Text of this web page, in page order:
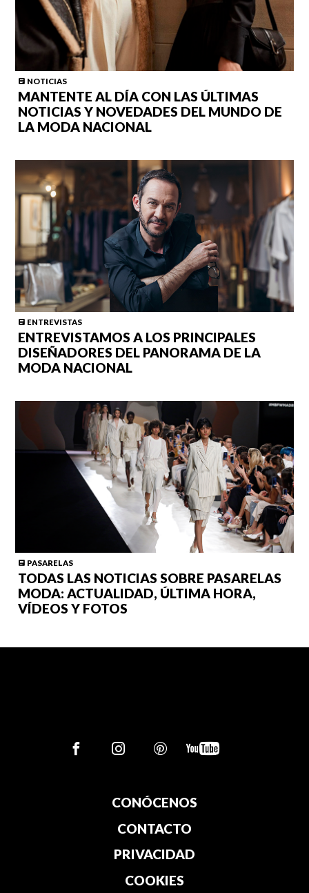
NOTICIAS
MANTENTE AL DÍA CON LAS ÚLTIMAS
NOTICIAS Y NOVEDADES DEL MUNDO DE
LA MODA NACIONAL
ENTREVISTAS
ENTREVISTAMOS A LOS PRINCIPALES
DISEÑADORES DEL PANORAMA DE LA
MODA NACIONAL
PASARELAS
TODAS LAS NOTICIAS SOBRE PASARELAS
MODA: ACTUALIDAD, ÚLTIMA HORA,
VÍDEOS Y FOTOS
CONÓCENOS
CONTACTO
PRIVACIDAD
COOKIES